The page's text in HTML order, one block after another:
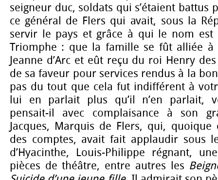
seigneur duc, soldats qui s’étaient battus
ce général de Flers qui avait, sous la
servir le pays et grâce à qui le nom est
Triomphe : que la famille se fût alliée à
Jeanne d’Arc et eût reçu du roi Henry
de sa faveur pour services rendus à la
pas du tout que cela fut indifférent à
lui en parlait plus qu’il n’en parlait,
pensait-il avec complaisance à son
Jacques, Marquis de Flers, qui,
des comptes, avait fait applaudir sous
d’Hyacinthe, Louis-Philippe régnant,
pièces de théâtre, entre autres les